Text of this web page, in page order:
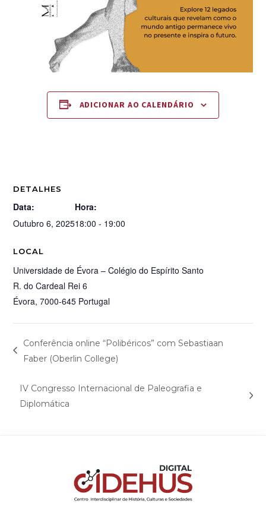
ADICIONAR AO CALENDÁRIO
DETALHES
Data:
Outubro 6, 2025
Hora:
18:00 - 19:00
LOCAL
Universidade de Évora – Colégio do Espírito Santo
R. do Cardeal Rei 6
Évora, 7000-645 Portugal
Conferência online “Polibéricos” com Sebastiaan
Faber (Oberlin College)
IV Congresso Internacional de Paleografia e
Diplomática